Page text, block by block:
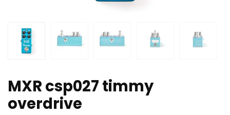
MXR csp027 timmy
overdrive